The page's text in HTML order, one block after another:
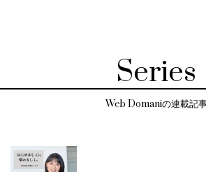
Series
Web Domaniの連載記